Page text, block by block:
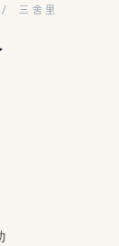
三舍里